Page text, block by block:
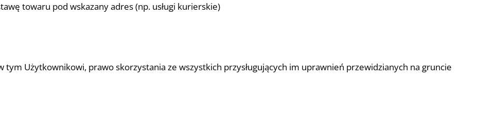
towaru pod wskazany adres (np. usługi kurierskie)
Użytkownikowi, prawo skorzystania ze wszystkich przysługujących im uprawnień przewidzianych na gruncie